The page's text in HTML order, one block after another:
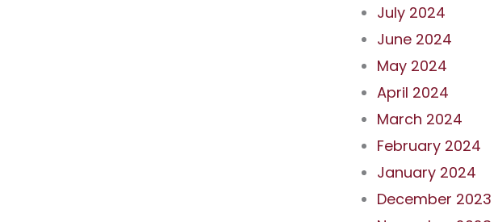
July 2024
June 2024
May 2024
April 2024
March 2024
February 2024
January 2024
December 2023